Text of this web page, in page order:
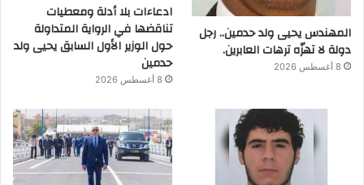
المهندس يحيى ولد حدمين.. رجل
دولة لا تهزّه ترهات العابرين.
8 أغسطس 2026
ادعاءات بلا أدلة ومعطيات
تناقضها في الرواية المتداولة
حول الوزير الأول السابق يحيى ولد
حدمين
8 أغسطس 2026